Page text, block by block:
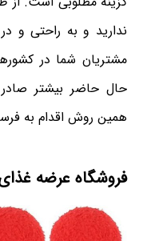
ندارید و به راحتی و
مشتریان شما در
حال حاضر بیشتر
همین روش اقدام به
فروشگاه عرضه